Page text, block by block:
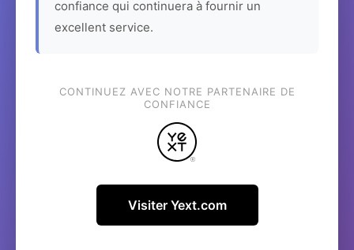
confiance qui continuera à fournir un
excellent service.
CONTINUEZ AVEC NOTRE PARTENAIRE DE
CONFIANCE
Visiter Yext.com